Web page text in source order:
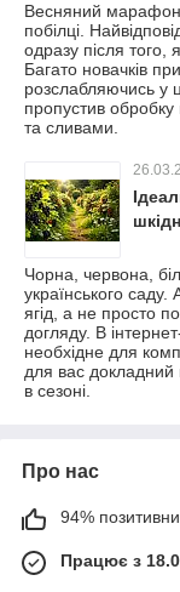
Весняний марафон
побілці.
одразу після того,
Багато новачків
розслабляючись у
пропустив
та сливами.
Чорна, червона,
українського
ягід, а не просто
догляду. В
необхідне для
для вас докладний
в сезоні.
Про нас
94%
Працює з